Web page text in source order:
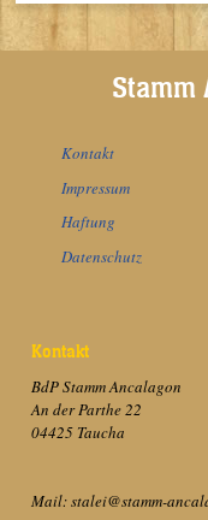
Stamm
Kontakt
Impressum
Haftung
Datenschutz
Kontakt
BdP Stamm Ancalagon
An der Parthe 22
04425 Taucha
Mail: stalei@stamm-